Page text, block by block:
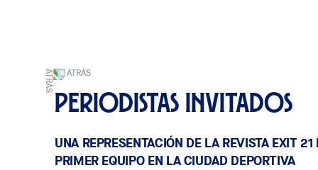
ATRÁS
Periodistas invitados
UNA REPRESENTACIÓN DE LA REVISTA EXIT
PRIMER EQUIPO EN LA CIUDAD DEPORTIVA